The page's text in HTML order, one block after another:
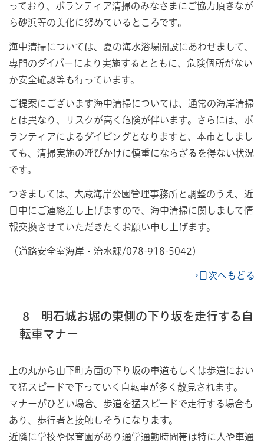
っており、ボランティア清掃のみなさまにご協力頂きなが
ら砂浜等の美化に努めているところです。
海中清掃については、夏の海水浴場開設にあわせまして、
専門のダイバーにより実施するとともに、危険個所がない
か安全確認等も行っています。
ご提案にございます海中清掃については、通常の海岸清掃
とは異なり、リスクが高く危険が伴います。さらには、ボ
ランティアによるダイビングとなりますと、本市としまし
ても、清掃実施の呼びかけに慎重にならざるを得ない状況
です。
つきましては、大蔵海岸公園管理事務所と調整のうえ、近
日中にご連絡差し上げますので、海中清掃に関しまして情
報交換させていただきたくお願い申し上げます。
（道路安全室海岸・治水課/078-918-5042）
→目次へもどる
8 明石城お堀の東側の下り坂を走行する自
転車マナー
上の丸から山下町方面の下り坂の車道もしくは歩道におい
て猛スピードで下っていく自転車が多く散見されます。
マナーがひどい場合、歩道を猛スピードで走行する場合も
あり、歩行者と接触しそうになります。
近隣に学校や保育園があり通学通勤時間帯は特に人や車通